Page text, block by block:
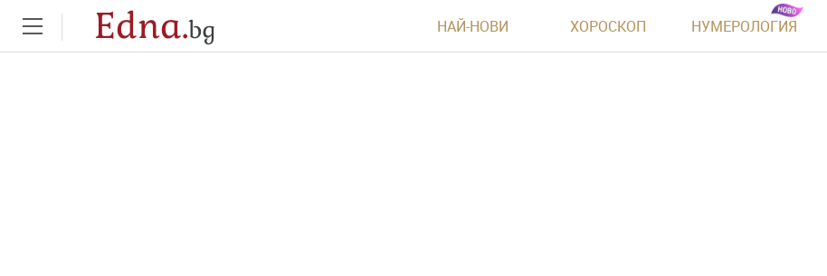
Edna.bg НАЙ-НОВИ ХОРОСКОП НУМЕРОЛОГИЯ